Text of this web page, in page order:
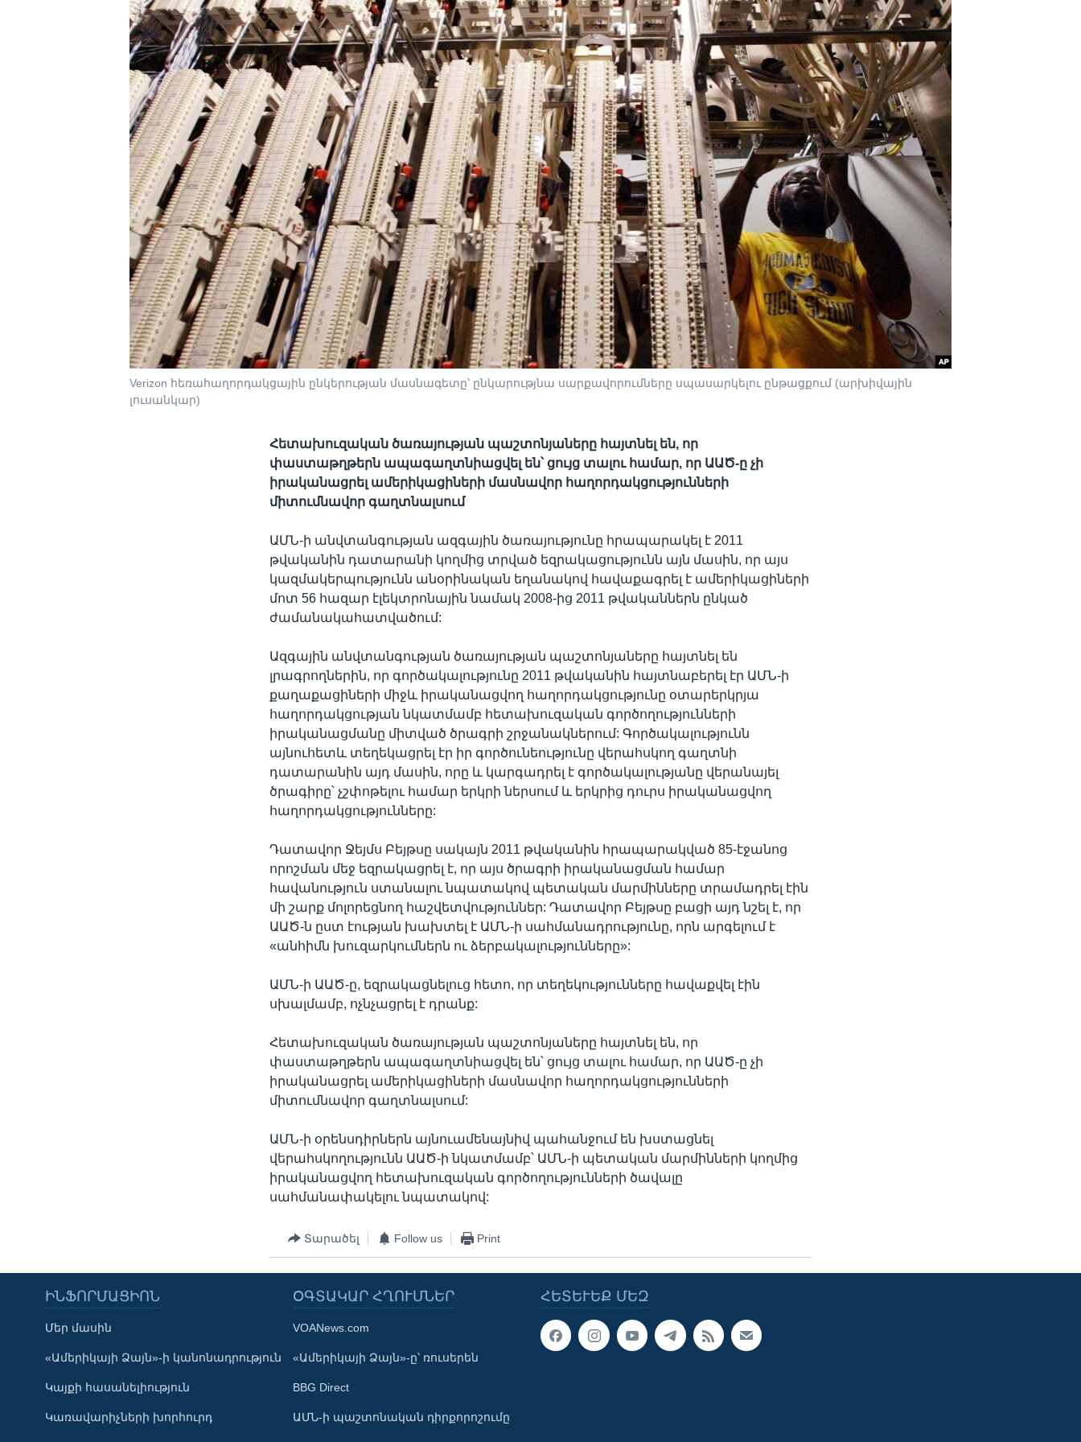
Learning English
ՀԵՏԵՒԵՔ ՄԵԶ
Verizon հեռահաղորդակցային ընկերության մասնագետը՝ ընկարությնա սարքավորումները սպասարկելու ընթացքում (արխիվային
լուսանկար)
Հետախուզական ծառայության պաշտոնյաները հայտնել են, որ
փաստաթղթերն ապագաղտնիացվել են՝ ցույց տալու համար, որ ԱԱԾ-ը չի
իրականացրել ամերիկացիների մասնավոր հաղորդակցությունների
միտումնավոր գաղտնալսում
ԱՄՆ-ի անվտանգության ազգային ծառայությունը հրապարակել է 2011
թվականին դատարանի կողմից տրված եզրակացությունն այն մասին, որ այս
կազմակերպությունն անօրինական եղանակով հավաքագրել է ամերիկացիների
մոտ 56 հազար էլեկտրոնային նամակ 2008-ից 2011 թվականներն ընկած
ժամանակահատվածում:
Ազգային անվտանգության ծառայության պաշտոնյաները հայտնել են
լրագրողներին, որ գործակալությունը 2011 թվականին հայտնաբերել էր ԱՄՆ-ի
քաղաքացիների միջև իրականացվող հաղորդակցությունը օտարերկրյա
հաղորդակցության նկատմամբ հետախուզական գործողությունների
իրականացմանը միտված ծրագրի շրջանակներում: Գործակալությունն
այնուհետև տեղեկացրել էր իր գործունեությունը վերահսկող գաղտնի
դատարանին այդ մասին, որը և կարգադրել է գործակալությանը վերանայել
ծրագիրը՝ չշփոթելու համար երկրի ներսում և երկրից դուրս իրականացվող
հաղորդակցությունները:
Դատավոր Ջեյմս Բեյթսը սակայն 2011 թվականին հրապարակված 85-էջանոց
որոշման մեջ եզրակացրել է, որ այս ծրագրի իրականացման համար
հավանություն ստանալու նպատակով պետական մարմինները տրամադրել էին
մի շարք մոլորեցնող հաշվետվություններ: Դատավոր Բեյթսը բացի այդ նշել է, որ
ԱԱԾ-ն ըստ էության խախտել է ԱՄՆ-ի սահմանադրությունը, որն արգելում է
«անհիմն խուզարկումներն ու ձերբակալությունները»:
ԱՄՆ-ի ԱԱԾ-ը, եզրակացնելուց հետո, որ տեղեկությունները հավաքվել էին
սխալմամբ, ոչնչացրել է դրանք:
Հետախուզական ծառայության պաշտոնյաները հայտնել են, որ
փաստաթղթերն ապագաղտնիացվել են՝ ցույց տալու համար, որ ԱԱԾ-ը չի
իրականացրել ամերիկացիների մասնավոր հաղորդակցությունների
միտումնավոր գաղտնալսում:
ԱՄՆ-ի օրենսդիրներն այնուամենայնիվ պահանջում են խստացնել
վերահսկողությունն ԱԱԾ-ի նկատմամբ՝ ԱՄՆ-ի պետական մարմինների կողմից
իրականացվող հետախուզական գործողությունների ծավալը
սահմանափակելու նպատակով:
Տարածել Follow us Print
ՀԵՏԵՒԵՔ ՄԵԶ
ԻՆՖՈՐՄԱՑԻՈՆ
Մեր մասին
«Ամերիկայի Ձայն»-ի կանոնադրություն
Կայքի հասանելիություն
Կառավարիչների խորհուրդ
ՕԳՏԱԿԱՐ ՀՂՈՒՄՆԵՐ
VOANews.com
«Ամերիկայի Ձայն»-ը՝ ռուսերեն
BBG Direct
ԱՄՆ-ի պաշտոնական դիրքորոշումը